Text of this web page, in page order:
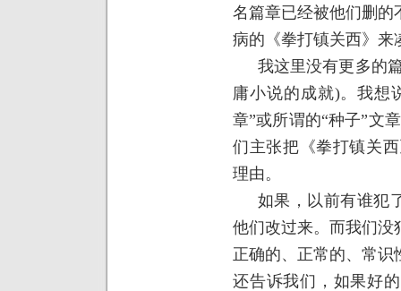
名篇章已经被他们删的
病的《拳打镇关西》来
我这里没有更多的
庸小说的成就)。我想
章”或所谓的“种子”文
们主张把《拳打镇关
理由。
如果，以前有谁犯
他们改过来。而我们没
正确的、正常的、常
还告诉我们，如果好